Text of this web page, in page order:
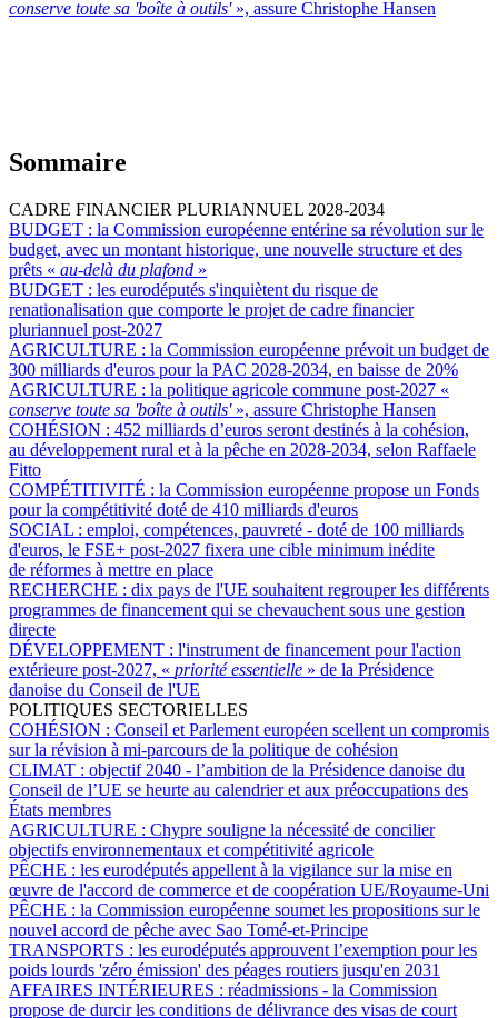
conserve toute sa 'boîte à outils' », assure Christophe Hansen
Sommaire
CADRE FINANCIER PLURIANNUEL 2028-2034
BUDGET : la Commission européenne entérine sa révolution sur le
budget, avec un montant historique, une nouvelle structure et des
prêts « au-delà du plafond »
BUDGET : les eurodéputés s'inquiètent du risque de
renationalisation que comporte le projet de cadre financier
pluriannuel post-2027
AGRICULTURE : la Commission européenne prévoit un budget de
300 milliards d'euros pour la PAC 2028-2034, en baisse de 20%
AGRICULTURE : la politique agricole commune post-2027 «
conserve toute sa 'boîte à outils' », assure Christophe Hansen
COHÉSION : 452 milliards d’euros seront destinés à la cohésion,
au développement rural et à la pêche en 2028-2034, selon Raffaele
Fitto
COMPÉTITIVITÉ : la Commission européenne propose un Fonds
pour la compétitivité doté de 410 milliards d'euros
SOCIAL : emploi, compétences, pauvreté - doté de 100 milliards
d'euros, le FSE+ post-2027 fixera une cible minimum inédite
de réformes à mettre en place
RECHERCHE : dix pays de l'UE souhaitent regrouper les différents
programmes de financement qui se chevauchent sous une gestion
directe
DÉVELOPPEMENT : l'instrument de financement pour l'action
extérieure post-2027, « priorité essentielle » de la Présidence
danoise du Conseil de l'UE
POLITIQUES SECTORIELLES
COHÉSION : Conseil et Parlement européen scellent un compromis
sur la révision à mi-parcours de la politique de cohésion
CLIMAT : objectif 2040 - l’ambition de la Présidence danoise du
Conseil de l’UE se heurte au calendrier et aux préoccupations des
États membres
AGRICULTURE : Chypre souligne la nécessité de concilier
objectifs environnementaux et compétitivité agricole
PÊCHE : les eurodéputés appellent à la vigilance sur la mise en
œuvre de l'accord de commerce et de coopération UE/Royaume-Uni
PÊCHE : la Commission européenne soumet les propositions sur le
nouvel accord de pêche avec Sao Tomé-et-Principe
TRANSPORTS : les eurodéputés approuvent l’exemption pour les
poids lourds 'zéro émission' des péages routiers jusqu'en 2031
AFFAIRES INTÉRIEURES : réadmissions - la Commission
propose de durcir les conditions de délivrance des visas de court